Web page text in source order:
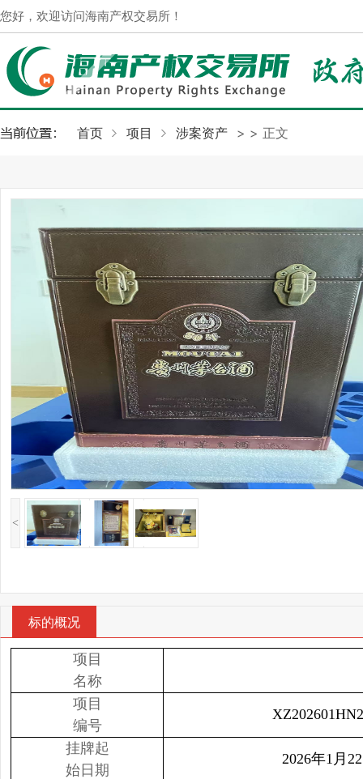
您好，欢迎访问海南产权交易所！
首页 项目 >
涉案资产 > 正文
<
标的概况
项目
名称
项目
编号
挂牌起
始日期
2026年1月